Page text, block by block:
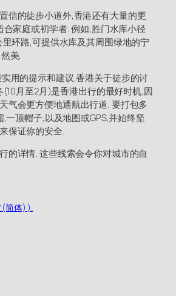
信的徒步小道外,香港还有大量的更
家庭或初学者. 例如,胜门水库小径
环路,可提供水库及其周围绿地的宁
美,
用的提示和建议,香港关于徒步的讨
月至2月)是香港出行的最好时机,因
气会更方便地通航出行道. 要打包多
一顶帽子,以及地图或GPS,并始终坚
保证你的安全.
的详情, 这些线索会令你对城市的自
简体) ).